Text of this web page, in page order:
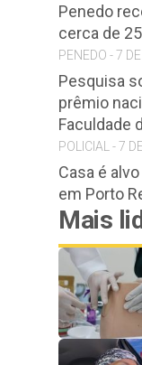
Penedo
cerca de
PENEDO - 7
Pesquisa
prêmio
Faculdade
POLICIAL - 7
Casa é
em Porto
Mais